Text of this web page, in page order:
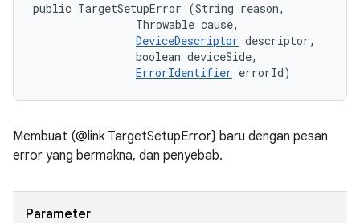
public TargetSetupError (String reason,
                Throwable cause,
DeviceDescriptor descriptor,
                boolean deviceSide,
ErrorIdentifier errorId)
Membuat (@link TargetSetupError} baru dengan pesan
error yang bermakna, dan penyebab.
Parameter